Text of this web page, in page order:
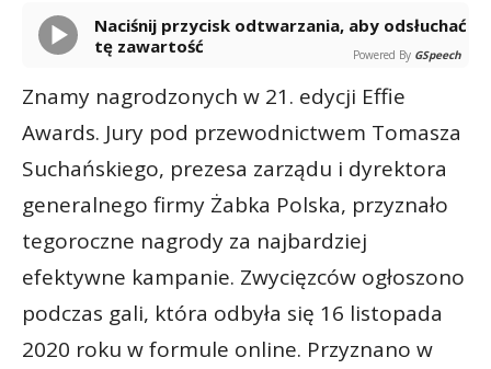
Naciśnij przycisk odtwarzania, aby odsłuchać
tę zawartość
Powered By GSpeech
Znamy nagrodzonych w 21. edycji Effie
Awards. Jury pod przewodnictwem Tomasza
Suchańskiego, prezesa zarządu i dyrektora
generalnego firmy Żabka Polska, przyznało
tegoroczne nagrody za najbardziej
efektywne kampanie. Zwycięzców ogłoszono
podczas gali, która odbyła się 16 listopada
2020 roku w formule online. Przyznano w